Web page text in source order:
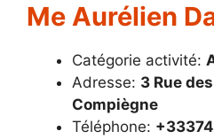
Me Aurélien
Catégorie activité:
Adresse: 3 Rue
Compiègne
Téléphone: